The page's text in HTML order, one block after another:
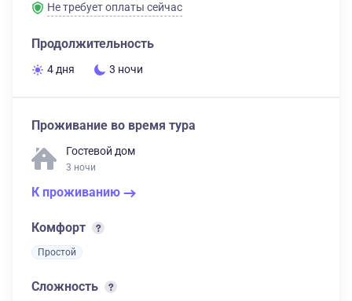
Не требует оплаты сейчас
Продолжительность
4 дня 3 ночи
Проживание во время тура
Гостевой дом
3 ночи
К проживанию
Комфорт
Простой
Сложность